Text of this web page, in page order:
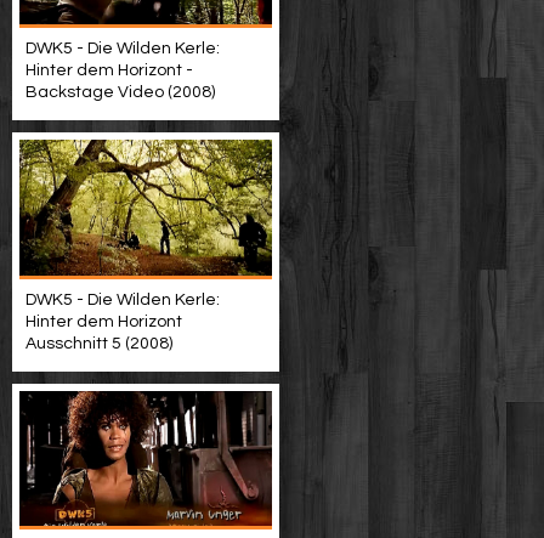
DWK5 - Die Wilden Kerle:
Hinter dem Horizont -
Backstage Video (2008)
DWK5 - Die Wilden Kerle:
Hinter dem Horizont
Ausschnitt 5 (2008)